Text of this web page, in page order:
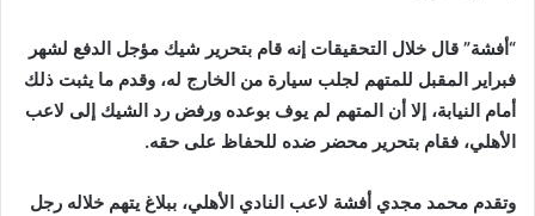
“أفشة” قال خلال التحقيقات إنه قام بتحرير شيك مؤجل الدفع لشهر
فبراير المقبل للمتهم لجلب سيارة من الخارج له، وقدم ما يثبت ذلك
أمام النيابة، إلا أن المتهم لم يوف بوعده ورفض رد الشيك إلى لاعب
الأهلي، فقام بتحرير محضر ضده للحفاظ على حقه.
وتقدم محمد مجدي أفشة لاعب النادي الأهلي، ببلاغ يتهم خلاله رجل